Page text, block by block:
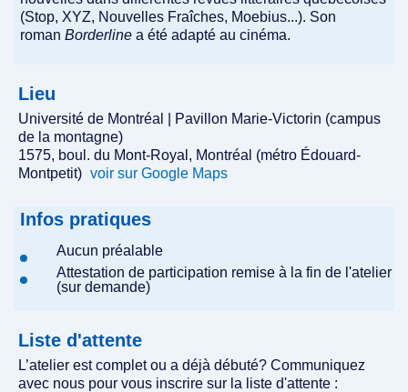
(Stop, XYZ, Nouvelles Fraîches, Moebius...). Son
roman Borderline a été adapté au cinéma.
Lieu
Université de Montréal | Pavillon Marie-Victorin (campus
de la montagne)
1575, boul. du Mont-Royal, Montréal (métro Édouard-
Montpetit) voir sur Google Maps
Infos pratiques
Aucun préalable
Attestation de participation remise à la fin de l'atelier
(sur demande)
Liste d'attente
L’atelier est complet ou a déjà débuté? Communiquez
avec nous pour vous inscrire sur la liste d'attente :